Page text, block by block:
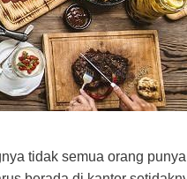
tidak semua orang